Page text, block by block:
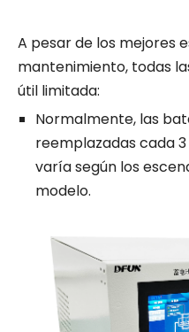
A pesar de los mejores
mantenimiento, todas
útil limitada:
Normalmente, las
reemplazadas cada
varía según los
modelo.